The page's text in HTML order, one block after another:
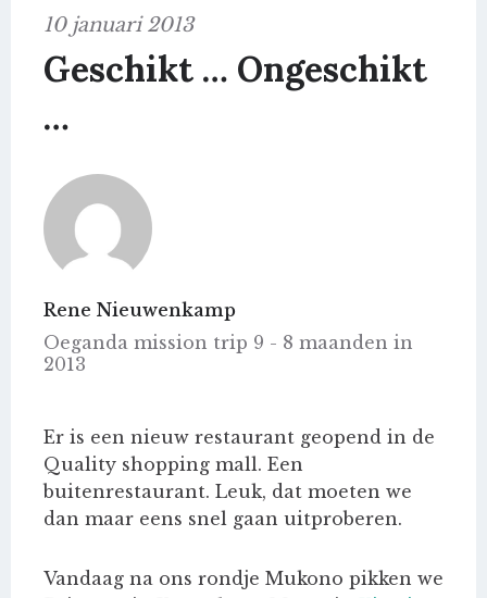
10 januari 2013
Geschikt … Ongeschikt
…
Rene Nieuwenkamp
Oeganda mission trip 9 - 8 maanden in
2013
Er is een nieuw restaurant geopend in de
Quality shopping mall. Een
buitenrestaurant. Leuk, dat moeten we
dan maar eens snel gaan uitproberen.
Vandaag na ons rondje Mukono pikken we